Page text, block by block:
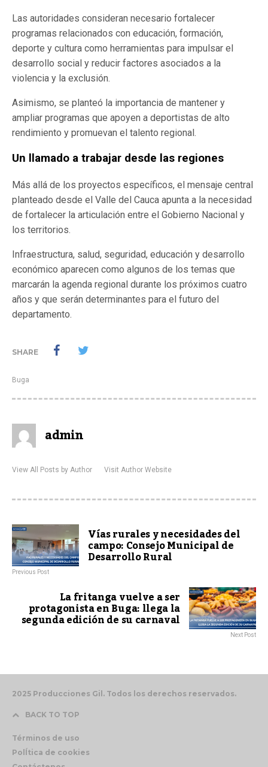
Las autoridades consideran necesario fortalecer
programas relacionados con educación, formación,
deporte y cultura como herramientas para impulsar el
desarrollo social y reducir factores asociados a la
violencia y la exclusión.
Asimismo, se planteó la importancia de mantener y
ampliar programas que apoyen a deportistas de alto
rendimiento y promuevan el talento regional.
Un llamado a trabajar desde las regiones
Más allá de los proyectos específicos, el mensaje central
planteado desde el Valle del Cauca apunta a la necesidad
de fortalecer la articulación entre el Gobierno Nacional y
los territorios.
Infraestructura, salud, seguridad, educación y desarrollo
económico aparecen como algunos de los temas que
marcarán la agenda regional durante los próximos cuatro
años y que serán determinantes para el futuro del
departamento.
SHARE
Buga
admin
View All Posts by Author Visit Author Website
Vías rurales y necesidades del
campo: Consejo Municipal de
Desarrollo Rural
Previous Post
La fritanga vuelve a ser
protagonista en Buga: llega la
segunda edición de su carnaval
Next Post
2025 Producciones Gil. Todos los derechos reservados.
BACK TO TOP
Términos de uso
PolÍtica de cookies